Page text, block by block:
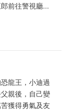
前往警視廳...
龍王，小迪過
親後，自己變
獲得勇氣及友